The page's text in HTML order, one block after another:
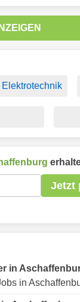
Elektrotechnik
Jetzt
in
in